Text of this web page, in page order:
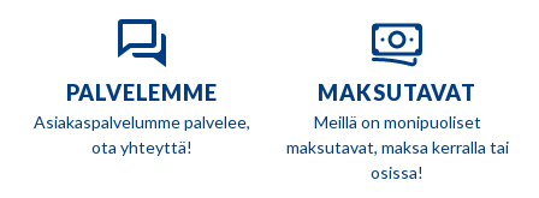
PALVELEMME
Asiakaspalvelumme palvelee,
ota yhteyttä!
MAKSUTAVAT
Meillä on monipuoliset
maksutavat, maksa kerralla tai
osissa!